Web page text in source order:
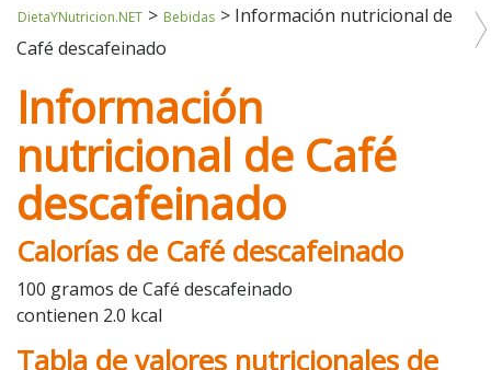
DietaYNutricion.NET > Bebidas > Información nutricional de
Café descafeinado
Información
nutricional de Café
descafeinado
Calorías de Café descafeinado
100 gramos de Café descafeinado
contienen 2.0 kcal
Tabla de valores nutricionales de